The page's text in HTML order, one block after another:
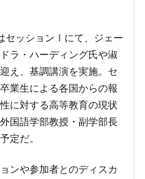
セッションⅠにて、ジェー
ラ・ハーディング氏や淑
え、基調講演を実施。セ
業生による各国からの報
に対する高等教育の現状
国語学部教授・副学部長
定だ。
ンや参加者とのディスカ